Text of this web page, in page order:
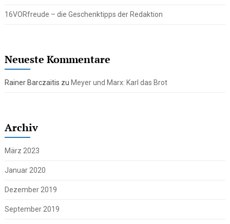
16VORfreude – die Geschenktipps der Redaktion
Neueste Kommentare
Rainer Barczaitis zu Meyer und Marx: Karl das Brot
Archiv
März 2023
Januar 2020
Dezember 2019
September 2019